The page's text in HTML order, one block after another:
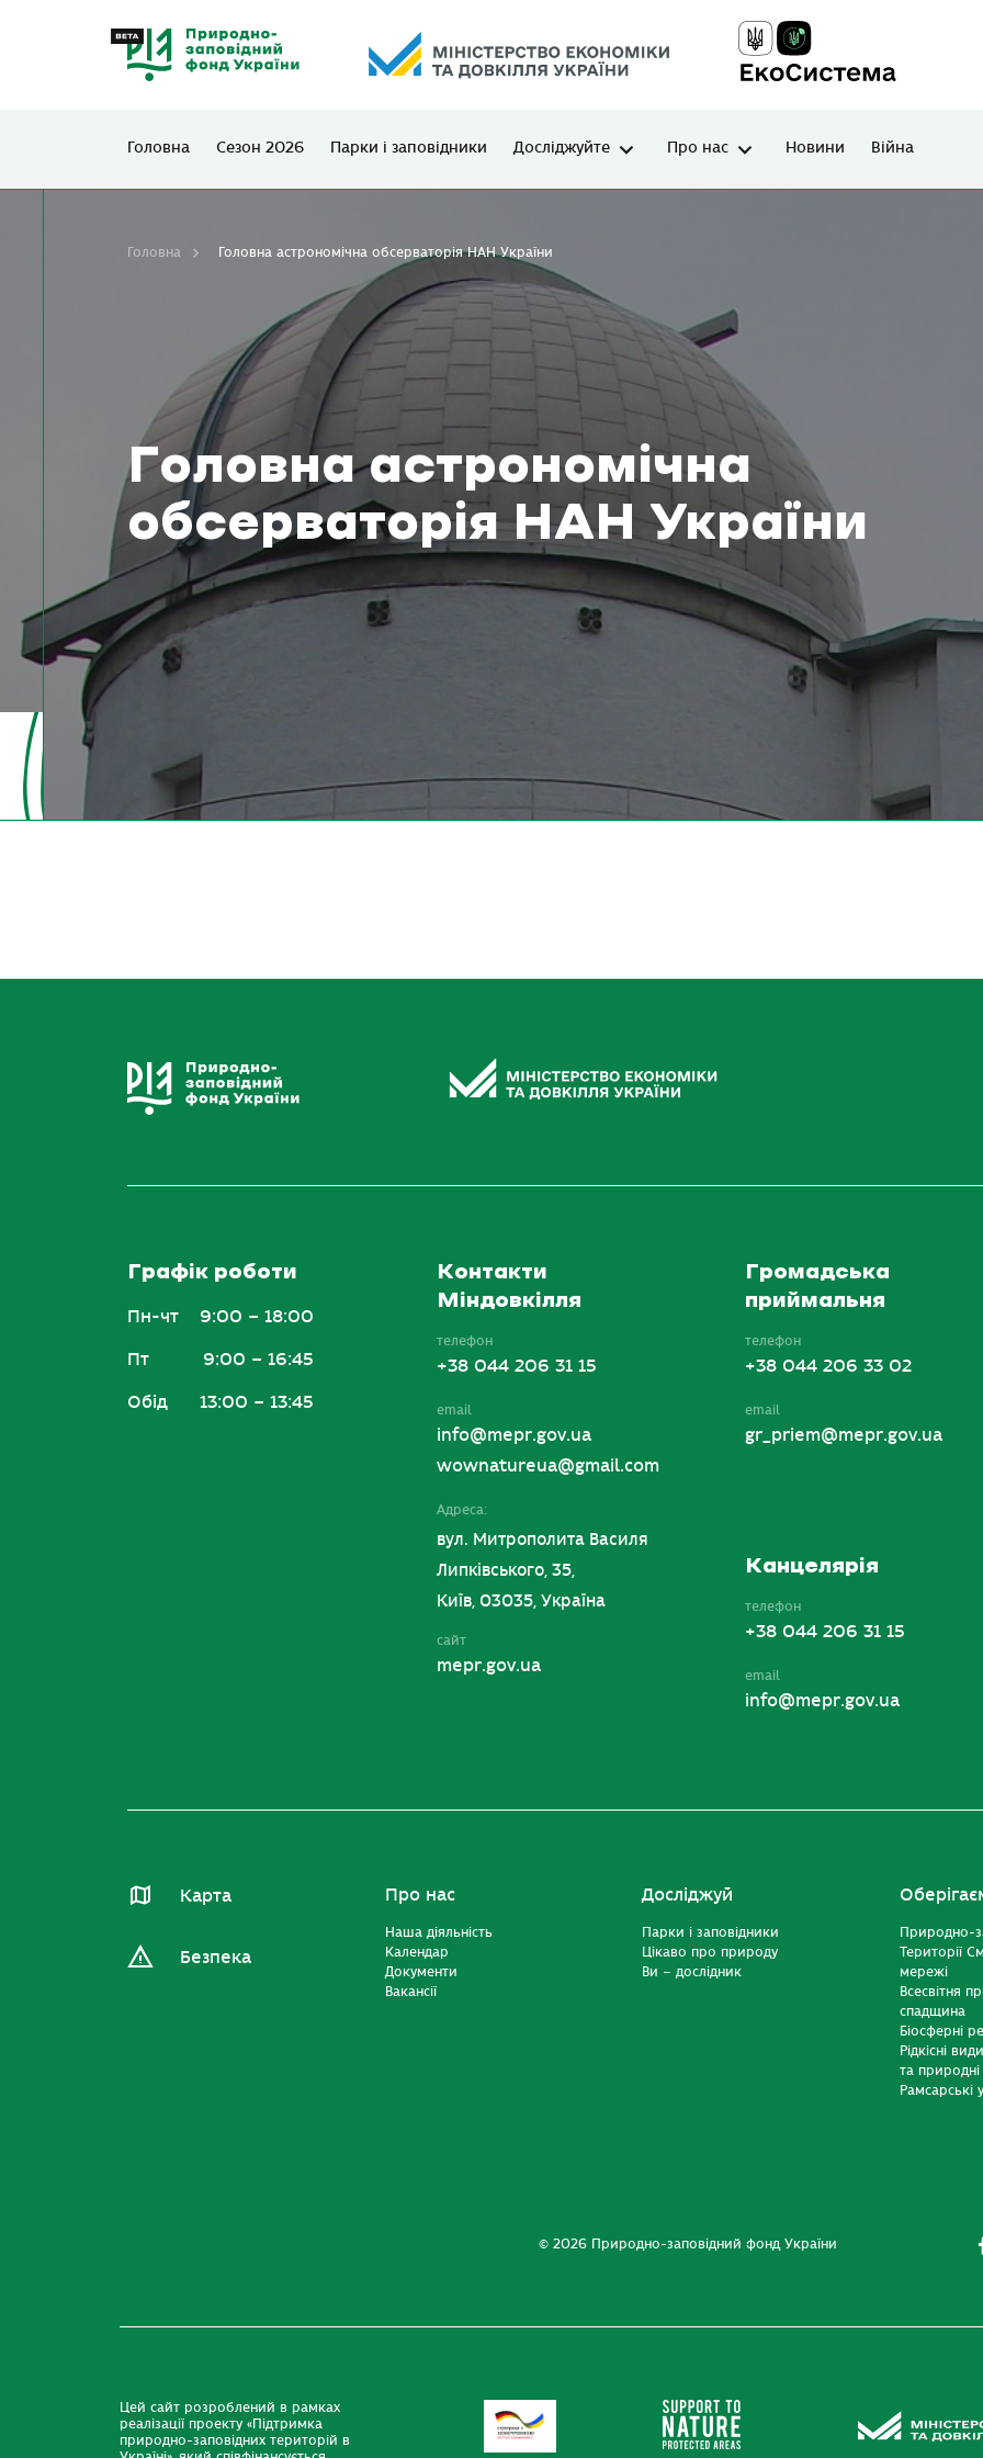
Головна Сезон 2026 Парки і заповідники Досліджуйте Про нас Новини Війна
Головна астрономічна
обсерваторія НАН України
Головна Головна астрономічна обсерваторія НАН України
Графік роботи
Пн-чт 9:00 – 18:00
Пт 9:00 – 16:45
Обід 13:00 – 13:45
Контакти
Міндовкілля
телефон
+38 044 206 31 15
email
info@mepr.gov.ua
wownatureua@gmail.com
Адреса:
вул. Митрополита Василя
Липківського, 35,
Київ, 03035, Україна
сайт
mepr.gov.ua
Громадська
приймальня
телефон
+38 044 206 33 02
email
gr_priem@mepr.gov.ua
Канцелярія
телефон
+38 044 206 31 15
email
info@mepr.gov.ua
Карта
Безпека
Про нас
Наша діяльність
Календар
Документи
Вакансії
Досліджуй
Парки і заповідники
Цікаво про природу
Ви – дослідник
Природно-
Території
мережі
Всесвітня
спадщина
Біосферні
Рідкісні
та
Рамсарські
© 2026 Природно-заповідний фонд України
Цей сайт розроблений в рамках
реалізації проекту «Підтримка
природно-заповідних територій в